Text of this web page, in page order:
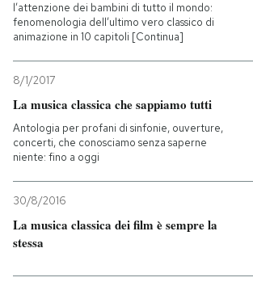
l’attenzione dei bambini di tutto il mondo:
fenomenologia dell’ultimo vero classico di
animazione in 10 capitoli [Continua]
8/1/2017
La musica classica che sappiamo tutti
Antologia per profani di sinfonie, ouverture,
concerti, che conosciamo senza saperne
niente: fino a oggi
30/8/2016
La musica classica dei film è sempre la
stessa